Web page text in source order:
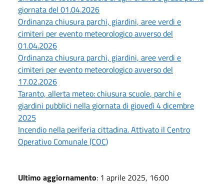
giornata del 01.04.2026
Ordinanza chiusura parchi, giardini, aree verdi e
cimiteri per evento meteorologico avverso del
01.04.2026
Ordinanza chiusura parchi, giardini, aree verdi e
cimiteri per evento meteorologico avverso del
17.02.2026
Taranto, allerta meteo: chiusura scuole, parchi e
giardini pubblici nella giornata di giovedì 4 dicembre
2025
Incendio nella periferia cittadina. Attivato il Centro
Operativo Comunale (COC)
Ultimo aggiornamento: 1 aprile 2025, 16:00